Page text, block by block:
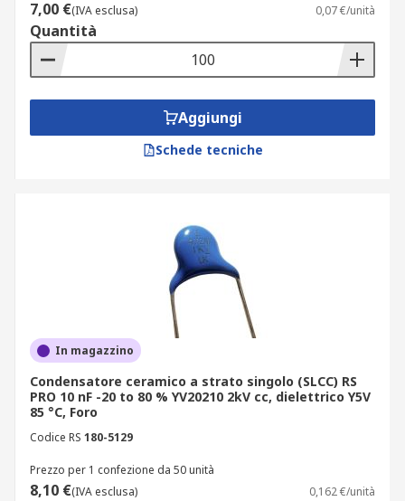
7,00 €(IVA esclusa) 0,07 €/unità
Quantità
Aggiungi
Schede tecniche
In magazzino
Condensatore ceramico a strato singolo (SLCC) RS
PRO 10 nF -20 to 80 % YV20210 2kV cc, dielettrico Y5V
85 °C, Foro
Codice RS 180-5129
Prezzo per 1 confezione da 50 unità
8,10 €(IVA esclusa) 0,162 €/unità